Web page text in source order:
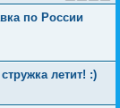
по России
летит! :)